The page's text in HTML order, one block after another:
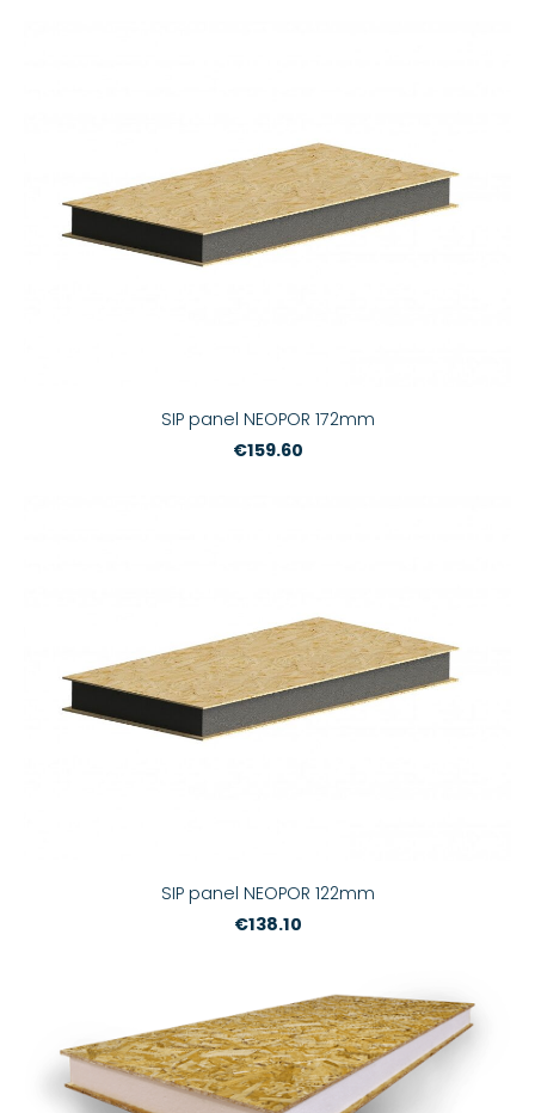
SIP panel NEOPOR 172mm
€159.60
SIP panel NEOPOR 122mm
€138.10